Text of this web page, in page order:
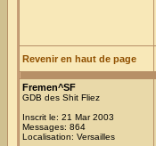
Revenir en haut de page
Fremen^SF
GDB des Shit Fliez
Inscrit le: 21 Mar 2003
Messages: 864
Localisation: Versailles